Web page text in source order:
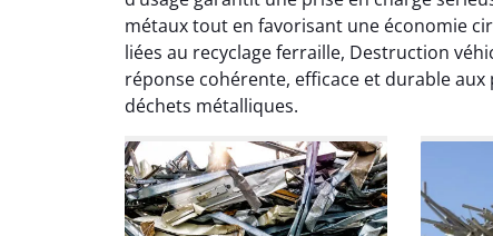
métaux tout en favorisant une économie
liées au recyclage ferraille, Destruction
réponse cohérente, efficace et durable
déchets métalliques.
et
notre
prêt